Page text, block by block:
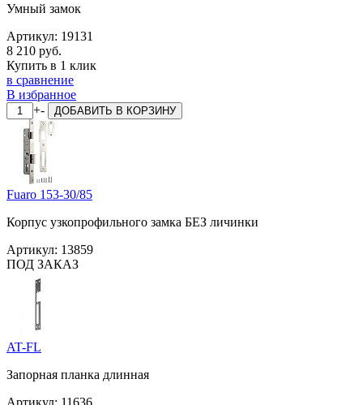
Умный замок
Артикул: 19131
8 210 руб.
Купить в 1 клик
в сравнение
В избранное
+- ДОБАВИТЬ В КОРЗИНУ
Fuaro 153-30/85
Корпус узкопрофильного замка БЕЗ личинки
Артикул: 13859
ПОД ЗАКАЗ
AT-FL
Запорная планка длинная
Артикул: 11636